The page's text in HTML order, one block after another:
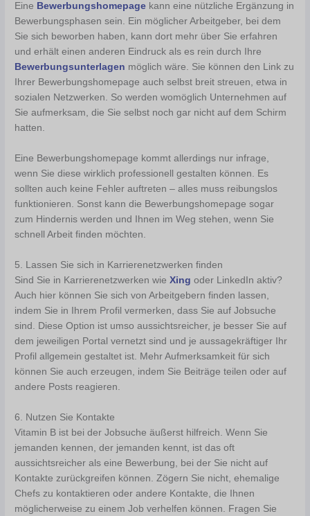
Eine Bewerbungshomepage kann eine nützliche Ergänzung in
Bewerbungsphasen sein. Ein möglicher Arbeitgeber, bei dem
Sie sich beworben haben, kann dort mehr über Sie erfahren
und erhält einen anderen Eindruck als es rein durch Ihre
Bewerbungsunterlagen möglich wäre. Sie können den Link zu
Ihrer Bewerbungshomepage auch selbst breit streuen, etwa in
sozialen Netzwerken. So werden womöglich Unternehmen auf
Sie aufmerksam, die Sie selbst noch gar nicht auf dem Schirm
hatten.
Eine Bewerbungshomepage kommt allerdings nur infrage,
wenn Sie diese wirklich professionell gestalten können. Es
sollten auch keine Fehler auftreten – alles muss reibungslos
funktionieren. Sonst kann die Bewerbungshomepage sogar
zum Hindernis werden und Ihnen im Weg stehen, wenn Sie
schnell Arbeit finden möchten.
5. Lassen Sie sich in Karrierenetzwerken finden
Sind Sie in Karrierenetzwerken wieXing oder LinkedIn aktiv?
Auch hier können Sie sich von Arbeitgebern finden lassen,
indem Sie in Ihrem Profil vermerken, dass Sie auf Jobsuche
sind. Diese Option ist umso aussichtsreicher, je besser Sie auf
dem jeweiligen Portal vernetzt sind und je aussagekräftiger Ihr
Profil allgemein gestaltet ist. Mehr Aufmerksamkeit für sich
können Sie auch erzeugen, indem Sie Beiträge teilen oder auf
andere Posts reagieren.
6. Nutzen Sie Kontakte
Vitamin B ist bei der Jobsuche äußerst hilfreich. Wenn Sie
jemanden kennen, der jemanden kennt, ist das oft
aussichtsreicher als eine Bewerbung, bei der Sie nicht auf
Kontakte zurückgreifen können. Zögern Sie nicht, ehemalige
Chefs zu kontaktieren oder andere Kontakte, die Ihnen
möglicherweise zu einem Job verhelfen können. Fragen Sie